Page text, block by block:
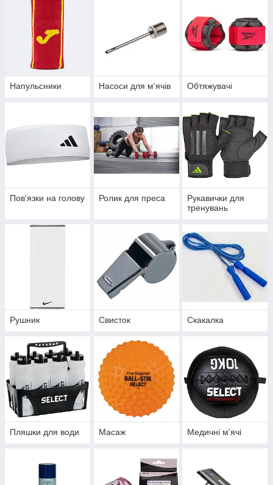
Напульсники Насоси для м'ячів Обтяжувачі
Пов'язки на голову Ролик для преса
Рукавички для
тренувань
Рушник Свисток Скакалка
Пляшки для води Масаж Медичні м'ячі